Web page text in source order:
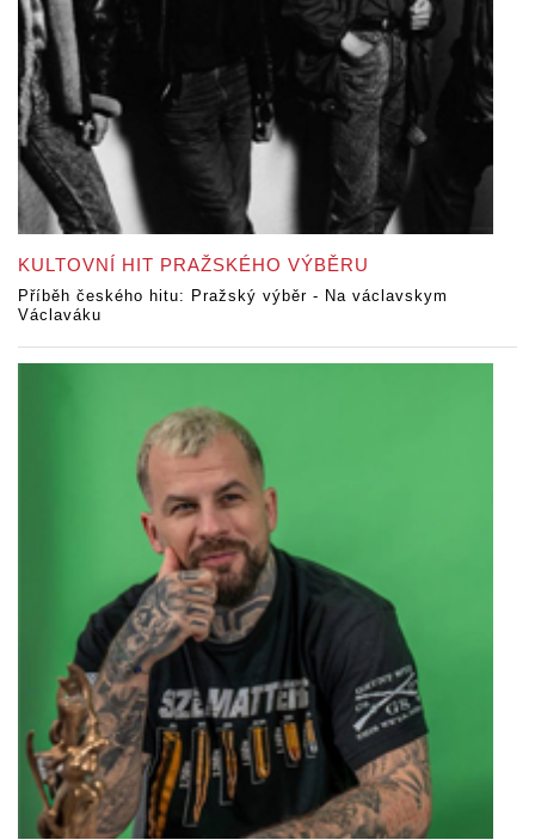
KULTOVNÍ HIT PRAŽSKÉHO VÝBĚRU
Příběh českého hitu: Pražský výběr - Na václavskym
Václaváku